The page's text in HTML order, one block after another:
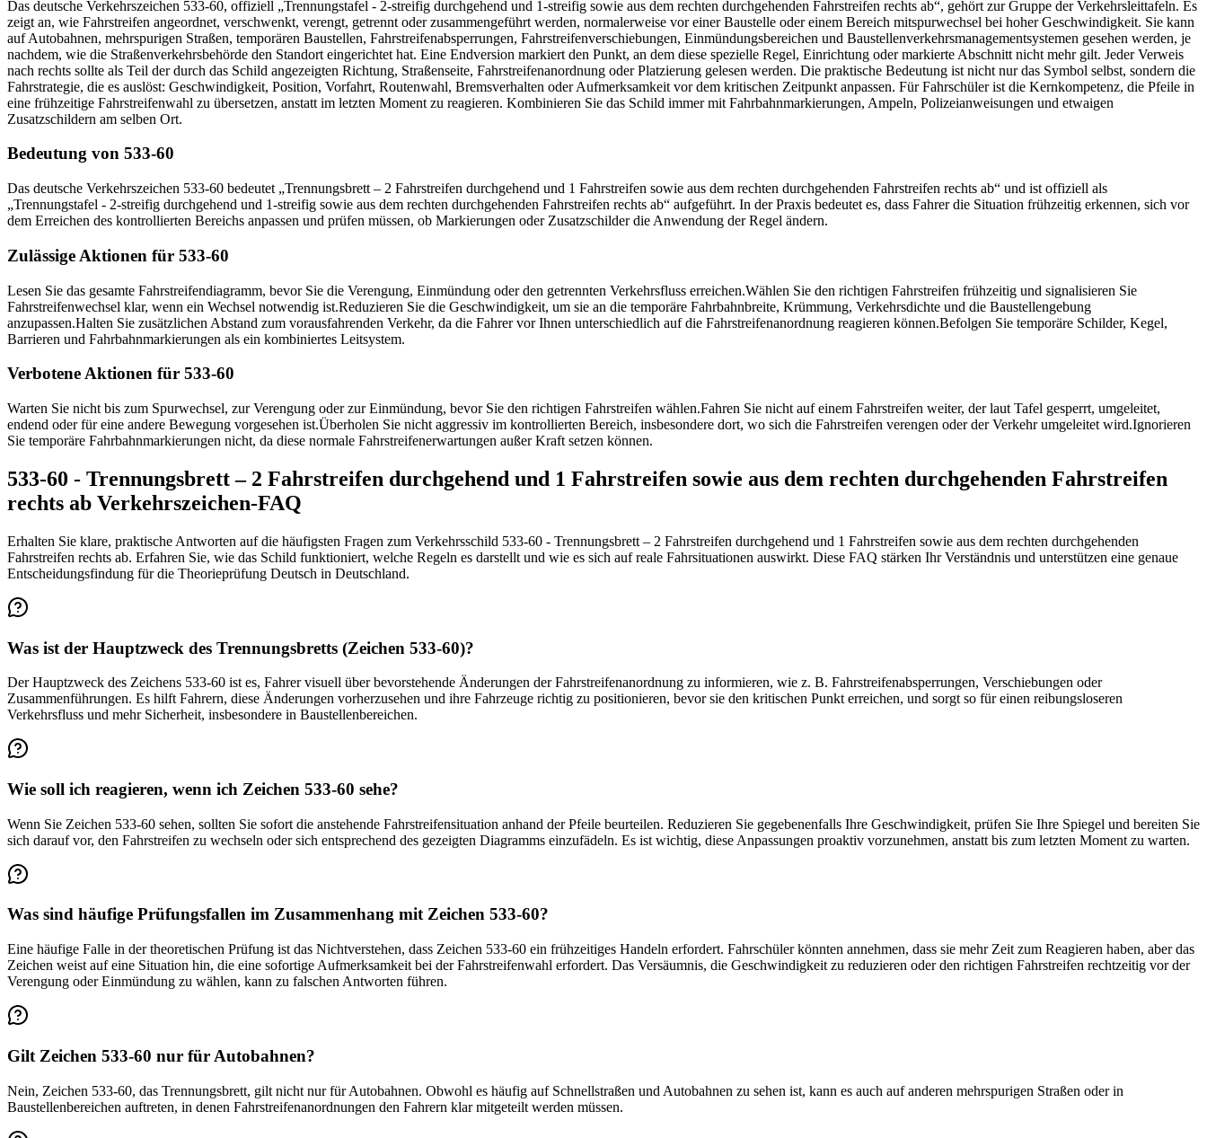
Das deutsche Verkehrszeichen 533-60, offiziell „Trennungstafel - 2-streifig durchgehend und 1-streifig sowie aus dem rechten durchgehenden Fahrstreifen rechts ab“, gehört zur Gruppe der Verkehrsleittafeln. Es
zeigt an, wie Fahrstreifen angeordnet, verschwenkt, verengt, getrennt oder zusammengeführt werden, normalerweise vor einer Baustelle oder einem Bereich mitspurwechsel bei hoher Geschwindigkeit. Sie kann
auf Autobahnen, mehrspurigen Straßen, temporären Baustellen, Fahrstreifenabsperrungen, Fahrstreifenverschiebungen, Einmündungsbereichen und Baustellenverkehrsmanagementsystemen gesehen werden, je
nachdem, wie die Straßenverkehrsbehörde den Standort eingerichtet hat. Eine Endversion markiert den Punkt, an dem diese spezielle Regel, Einrichtung oder markierte Abschnitt nicht mehr gilt. Jeder Verweis
nach rechts sollte als Teil der durch das Schild angezeigten Richtung, Straßenseite, Fahrstreifenanordnung oder Platzierung gelesen werden. Die praktische Bedeutung ist nicht nur das Symbol selbst, sondern die
Fahrstrategie, die es auslöst: Geschwindigkeit, Position, Vorfahrt, Routenwahl, Bremsverhalten oder Aufmerksamkeit vor dem kritischen Zeitpunkt anpassen. Für Fahrschüler ist die Kernkompetenz, die Pfeile in
eine frühzeitige Fahrstreifenwahl zu übersetzen, anstatt im letzten Moment zu reagieren. Kombinieren Sie das Schild immer mit Fahrbahnmarkierungen, Ampeln, Polizeianweisungen und etwaigen
Zusatzschildern am selben Ort.
Bedeutung von 533-60
Das deutsche Verkehrszeichen 533-60 bedeutet „Trennungsbrett – 2 Fahrstreifen durchgehend und 1 Fahrstreifen sowie aus dem rechten durchgehenden Fahrstreifen rechts ab“ und ist offiziell als
„Trennungstafel - 2-streifig durchgehend und 1-streifig sowie aus dem rechten durchgehenden Fahrstreifen rechts ab“ aufgeführt. In der Praxis bedeutet es, dass Fahrer die Situation frühzeitig erkennen, sich vor
dem Erreichen des kontrollierten Bereichs anpassen und prüfen müssen, ob Markierungen oder Zusatzschilder die Anwendung der Regel ändern.
Zulässige Aktionen für 533-60
Lesen Sie das gesamte Fahrstreifendiagramm, bevor Sie die Verengung, Einmündung oder den getrennten Verkehrsfluss erreichen.Wählen Sie den richtigen Fahrstreifen frühzeitig und signalisieren Sie
Fahrstreifenwechsel klar, wenn ein Wechsel notwendig ist.Reduzieren Sie die Geschwindigkeit, um sie an die temporäre Fahrbahnbreite, Krümmung, Verkehrsdichte und die Baustellengebung
anzupassen.Halten Sie zusätzlichen Abstand zum vorausfahrenden Verkehr, da die Fahrer vor Ihnen unterschiedlich auf die Fahrstreifenanordnung reagieren können.Befolgen Sie temporäre Schilder, Kegel,
Barrieren und Fahrbahnmarkierungen als ein kombiniertes Leitsystem.
Verbotene Aktionen für 533-60
Warten Sie nicht bis zum Spurwechsel, zur Verengung oder zur Einmündung, bevor Sie den richtigen Fahrstreifen wählen.Fahren Sie nicht auf einem Fahrstreifen weiter, der laut Tafel gesperrt, umgeleitet,
endend oder für eine andere Bewegung vorgesehen ist.Überholen Sie nicht aggressiv im kontrollierten Bereich, insbesondere dort, wo sich die Fahrstreifen verengen oder der Verkehr umgeleitet wird.Ignorieren
Sie temporäre Fahrbahnmarkierungen nicht, da diese normale Fahrstreifenerwartungen außer Kraft setzen können.
533-60 - Trennungsbrett – 2 Fahrstreifen durchgehend und 1 Fahrstreifen sowie aus dem rechten durchgehenden Fahrstreifen
rechts ab Verkehrszeichen-FAQ
Erhalten Sie klare, praktische Antworten auf die häufigsten Fragen zum Verkehrsschild 533-60 - Trennungsbrett – 2 Fahrstreifen durchgehend und 1 Fahrstreifen sowie aus dem rechten durchgehenden
Fahrstreifen rechts ab. Erfahren Sie, wie das Schild funktioniert, welche Regeln es darstellt und wie es sich auf reale Fahrsituationen auswirkt. Diese FAQ stärken Ihr Verständnis und unterstützen eine genaue
Entscheidungsfindung für die Theorieprüfung Deutsch in Deutschland.
Was ist der Hauptzweck des Trennungsbretts (Zeichen 533-60)?
Der Hauptzweck des Zeichens 533-60 ist es, Fahrer visuell über bevorstehende Änderungen der Fahrstreifenanordnung zu informieren, wie z. B. Fahrstreifenabsperrungen, Verschiebungen oder
Zusammenführungen. Es hilft Fahrern, diese Änderungen vorherzusehen und ihre Fahrzeuge richtig zu positionieren, bevor sie den kritischen Punkt erreichen, und sorgt so für einen reibungsloseren
Verkehrsfluss und mehr Sicherheit, insbesondere in Baustellenbereichen.
Wie soll ich reagieren, wenn ich Zeichen 533-60 sehe?
Wenn Sie Zeichen 533-60 sehen, sollten Sie sofort die anstehende Fahrstreifensituation anhand der Pfeile beurteilen. Reduzieren Sie gegebenenfalls Ihre Geschwindigkeit, prüfen Sie Ihre Spiegel und bereiten Sie
sich darauf vor, den Fahrstreifen zu wechseln oder sich entsprechend des gezeigten Diagramms einzufädeln. Es ist wichtig, diese Anpassungen proaktiv vorzunehmen, anstatt bis zum letzten Moment zu warten.
Was sind häufige Prüfungsfallen im Zusammenhang mit Zeichen 533-60?
Eine häufige Falle in der theoretischen Prüfung ist das Nichtverstehen, dass Zeichen 533-60 ein frühzeitiges Handeln erfordert. Fahrschüler könnten annehmen, dass sie mehr Zeit zum Reagieren haben, aber das
Zeichen weist auf eine Situation hin, die eine sofortige Aufmerksamkeit bei der Fahrstreifenwahl erfordert. Das Versäumnis, die Geschwindigkeit zu reduzieren oder den richtigen Fahrstreifen rechtzeitig vor der
Verengung oder Einmündung zu wählen, kann zu falschen Antworten führen.
Gilt Zeichen 533-60 nur für Autobahnen?
Nein, Zeichen 533-60, das Trennungsbrett, gilt nicht nur für Autobahnen. Obwohl es häufig auf Schnellstraßen und Autobahnen zu sehen ist, kann es auch auf anderen mehrspurigen Straßen oder in
Baustellenbereichen auftreten, in denen Fahrstreifenanordnungen den Fahrern klar mitgeteilt werden müssen.